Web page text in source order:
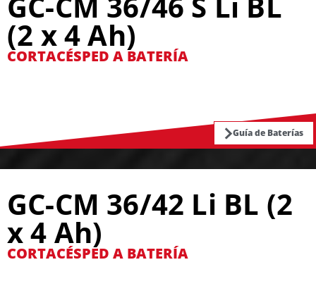
(2 x 4 Ah)
CORTACÉSPED A BATERÍA
Guía de Baterías
GC-CM 36/42 Li BL (2
x 4 Ah)
CORTACÉSPED A BATERÍA